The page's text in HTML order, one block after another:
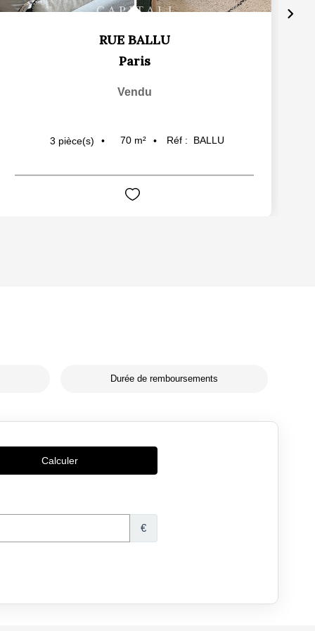
RUE BALLU
Paris
Vendu
3 pièce(s) 70 m² Réf : BALLU
Durée de remboursements